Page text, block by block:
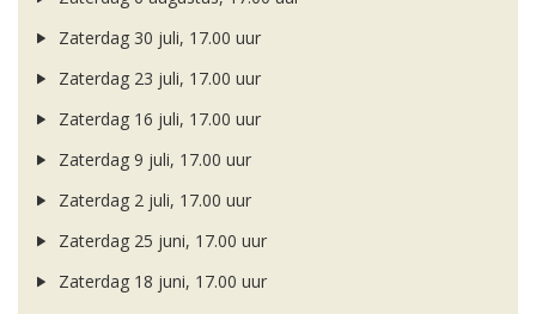
Zaterdag 30 juli, 17.00 uur
Zaterdag 23 juli, 17.00 uur
Zaterdag 16 juli, 17.00 uur
Zaterdag 9 juli, 17.00 uur
Zaterdag 2 juli, 17.00 uur
Zaterdag 25 juni, 17.00 uur
Zaterdag 18 juni, 17.00 uur